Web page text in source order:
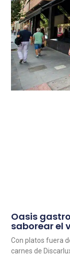
Oasis
saborear el
Con platos fuera
carnes de